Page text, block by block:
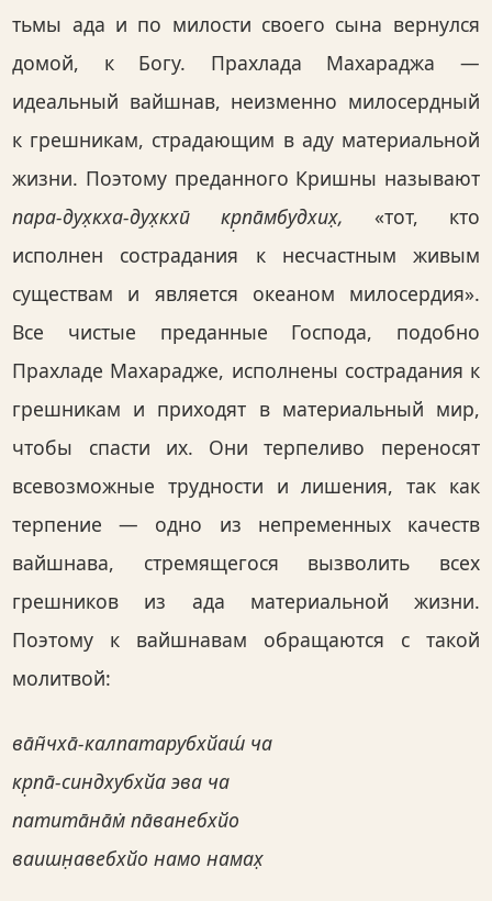
тьмы ада и по милости своего сына вернулся
домой, к Богу. Прахлада Махараджа —
идеальный вайшнав, неизменно милосердный
к грешникам, страдающим в аду материальной
жизни. Поэтому преданного Кришны называют
пара-дух̣кха-дух̣кхӣ кр̣па̄мбудхих̣, «тот, кто
исполнен сострадания к несчастным живым
существам и является океаном милосердия».
Все чистые преданные Господа, подобно
Прахладе Махарадже, исполнены сострадания к
грешникам и приходят в материальный мир,
чтобы спасти их. Они терпеливо переносят
всевозможные трудности и лишения, так как
терпение — одно из непременных качеств
вайшнава, стремящегося вызволить всех
грешников из ада материальной жизни.
Поэтому к вайшнавам обращаются с такой
молитвой:
ва̄н̃чха̄-калпатарубхйаш́ ча
кр̣па̄-синдхубхйа эва ча
патита̄на̄м̇ па̄ванебхйо
ваишн̣авебхйо намо намах̣